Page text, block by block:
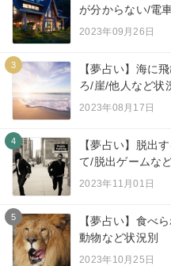
が分からない/電
2023年09月26日
3
【夢占い】海に
ろ/崖/他人など状
2023年08月17日
4
【夢占い】脱出
て/脱出ゲームな
2023年11月01日
5
【夢占い】食べ
動物など状況別
2023年10月25日